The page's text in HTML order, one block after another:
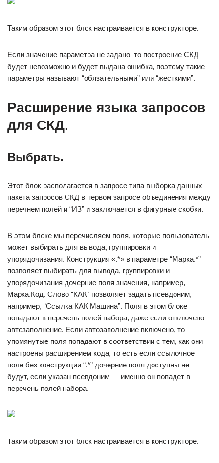
Таким образом этот блок настраивается в конструкторе.
Если значение параметра не задано, то построение СКД
будет невозможно и будет выдана ошибка, поэтому такие
параметры называют “обязательными” или “жесткими”.
Расширение языка запросов
для СКД.
Выбрать.
Этот блок располагается в запросе типа выборка данных
пакета запросов СКД в первом запросе объединения между
перечнем полей и “ИЗ” и заключается в фигурные скобки.
В этом блоке мы перечисляем поля, которые пользователь
может выбирать для вывода, группировки и
упорядочивания. Конструкция «.*» в параметре “Марка.*”
позволяет выбирать для вывода, группировки и
упорядочивания дочерние поля значения, например,
Марка.Код. Слово “КАК” позволяет задать псевдоним,
например, “Ссылка КАК Машина”. Поля в этом блоке
попадают в перечень полей набора, даже если отключено
автозаполнение. Если автозаполнение включено, то
упомянутые поля попадают в соответствии с тем, как они
настроены расширением кода, то есть если ссылочное
поле без конструкции “.*” дочерние поля доступны не
будут, если указан псевдоним — именно он попадет в
перечень полей набора.
Таким образом этот блок настраивается в конструкторе.